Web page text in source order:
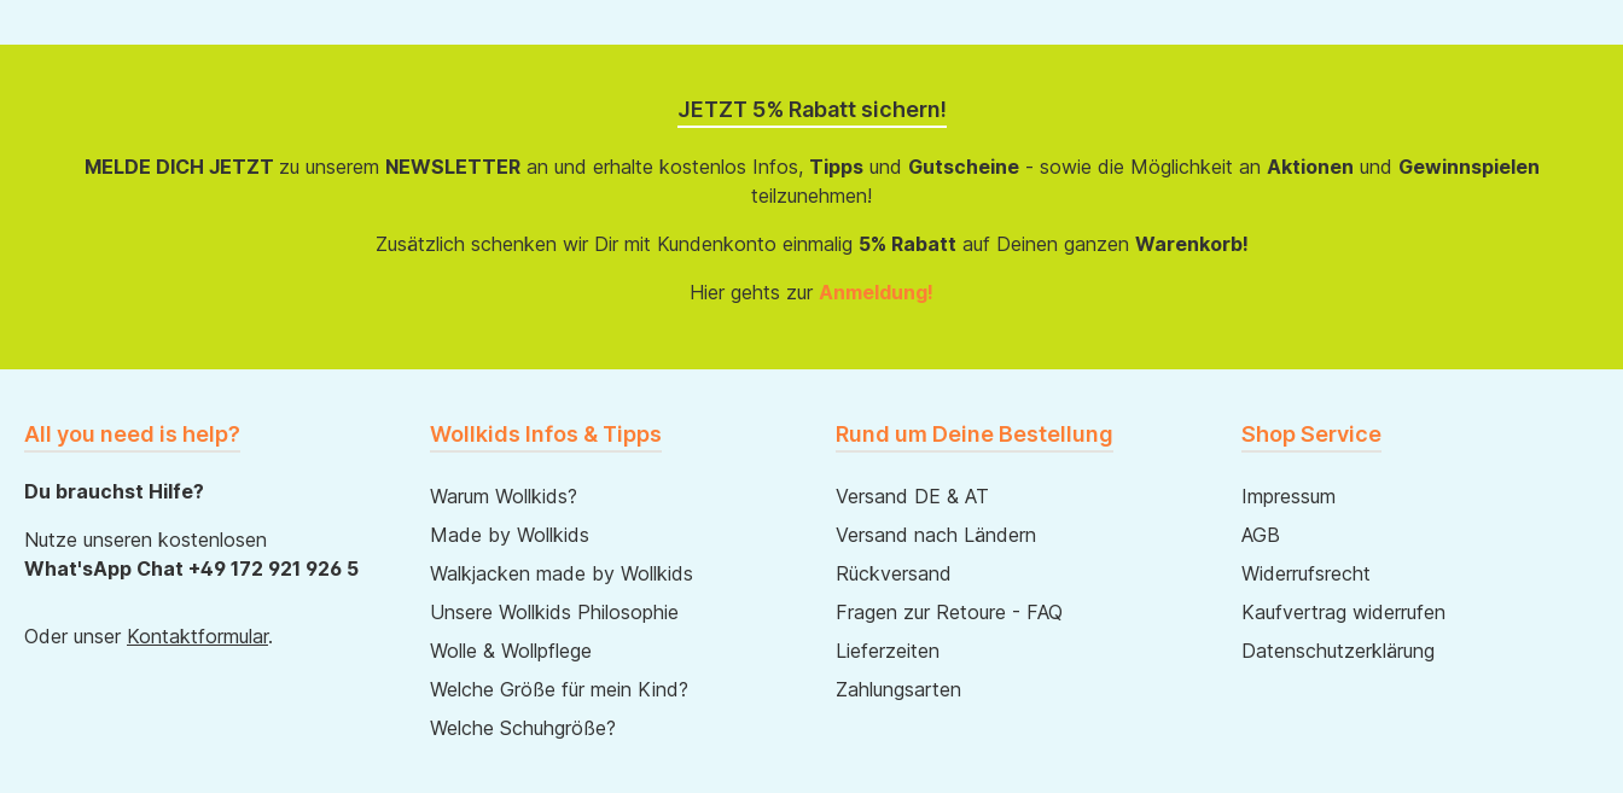
JETZT 5% Rabatt sichern!
MELDE DICH JETZT zu unserem NEWSLETTERan und erhalte kostenlos Infos, Tippsund Gutscheine- sowie die Möglichkeit an Aktionen und Gewinnspielen
teilzunehmen!
Zusätzlich schenken wir Dir mit Kundenkonto einmalig 5% Rabatt auf Deinen ganzen Warenkorb!
Hier gehts zur Anmeldung!
All you need is help?
Du brauchst Hilfe?
Nutze unseren kostenlosen
What'sApp Chat +49 172 921 926 5
Oder unser Kontaktformular.
Wollkids Infos & Tipps
Warum Wollkids?
Made by Wollkids
Walkjacken made by Wollkids
Unsere Wollkids Philosophie
Wolle & Wollpflege
Welche Größe für mein Kind?
Welche Schuhgröße?
Rund um Deine Bestellung
Versand DE & AT
Versand nach Ländern
Rückversand
Fragen zur Retoure - FAQ
Lieferzeiten
Zahlungsarten
Shop Service
Impressum
AGB
Widerrufsrecht
Kaufvertrag widerrufen
Datenschutzerklärung